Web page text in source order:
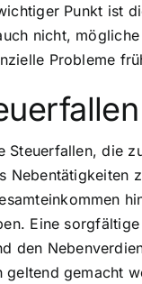
Punkt ist
nicht,
Probleme
die
Eine
den
gemacht